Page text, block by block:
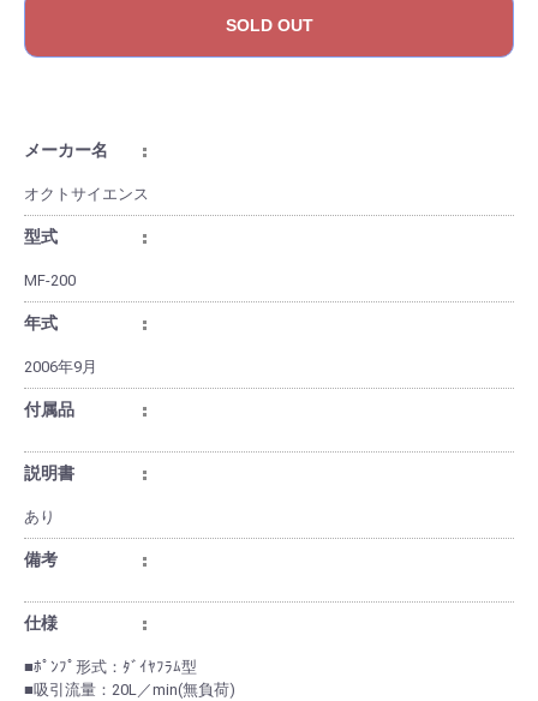
SOLD OUT
メーカー名
オクトサイエンス
型式
MF-200
年式
2006年9月
付属品
説明書
あり
備考
仕様
■ﾎﾟﾝﾌﾟ形式：ﾀﾞｲﾔﾌﾗﾑ型
■吸引流量：20L／min(無負荷)